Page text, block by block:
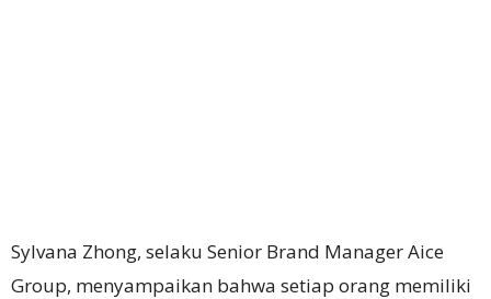
Sylvana Zhong, selaku Senior Brand Manager Aice
Group, menyampaikan bahwa setiap orang memiliki